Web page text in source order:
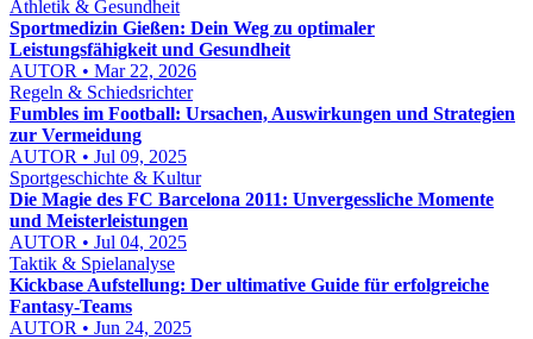
Athletik & Gesundheit
Sportmedizin Gießen: Dein Weg zu optimaler
Leistungsfähigkeit und Gesundheit
AUTOR • Mar 22, 2026
Regeln & Schiedsrichter
Fumbles im Football: Ursachen, Auswirkungen und Strategien
zur Vermeidung
AUTOR • Jul 09, 2025
Sportgeschichte & Kultur
Die Magie des FC Barcelona 2011: Unvergessliche Momente
und Meisterleistungen
AUTOR • Jul 04, 2025
Taktik & Spielanalyse
Kickbase Aufstellung: Der ultimative Guide für erfolgreiche
Fantasy-Teams
AUTOR • Jun 24, 2025